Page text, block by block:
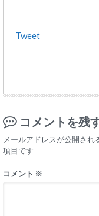
Tweet
コメントを残
メールアドレスが公開され
項目です
コメント ※